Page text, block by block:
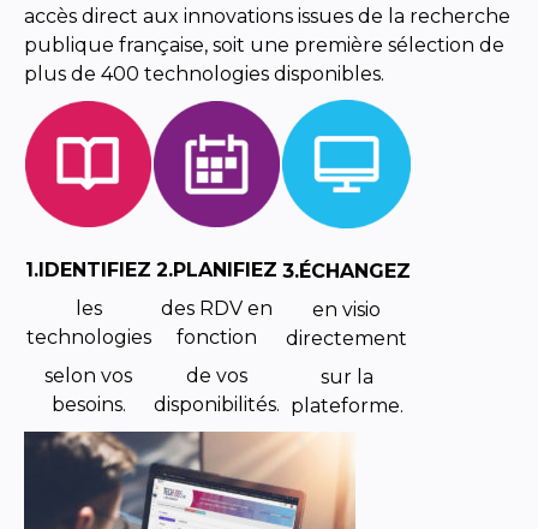
accès direct aux innovations issues de la recherche
publique française, soit une première sélection de
plus de 400 technologies disponibles.
1.IDENTIFIEZ
les
technologies
selon vos
besoins.
2.PLANIFIEZ
des RDV en
fonction
de vos
disponibilités.
3.ÉCHANGEZ
en visio
directement
sur la
plateforme.